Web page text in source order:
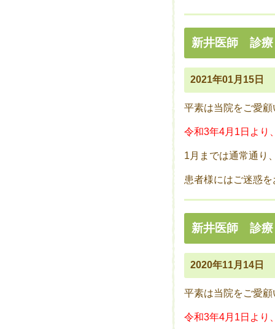
新井医師 診療
2021年01月15日
平素は当院をご愛
令和3年4月1日より
1月までは通常通り
患者様にはご迷惑
新井医師 診療
2020年11月14日
平素は当院をご愛
令和3年4月1日より